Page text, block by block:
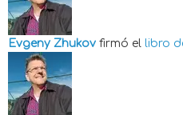
Evgeny Zhukov firmó el libro